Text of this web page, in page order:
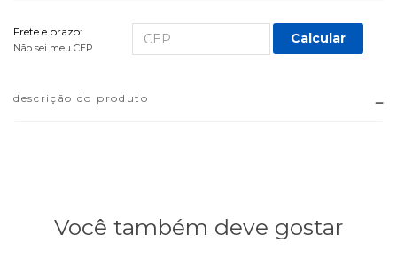
Frete e prazo:
Não sei meu CEP
Calcular
descrição do produto
Você também deve gostar